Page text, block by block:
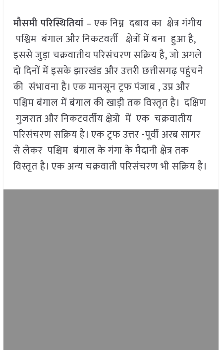
मौसमी परिस्थितियां– एक निम्न दबाव का क्षेत्र गंगीय
पश्चिम बंगाल और निकटवर्ती क्षेत्रों में बना हुआ है,
इससे जुड़ा चक्रवातीय परिसंचरण सक्रिय है, जो अगले
दो दिनों में इसके झारखंड और उत्तरी छत्तीसगढ़ पहुंचने
की संभावना है। एक मानसून ट्रफ पंजाब , उप्र और
पश्चिम बंगाल में बंगाल की खाड़ी तक विस्तृत है। दक्षिण
गुजरात और निकटवर्तीय क्षेत्रो में एक चक्रवातीय
परिसंचरण सक्रिय है। एक ट्रफ उत्तर -पूर्वी अरब सागर
से लेकर पश्चिम बंगाल के गंगा के मैदानी क्षेत्र तक
विस्तृत है। एक अन्य चक्रवाती परिसंचरण भी सक्रिय है।